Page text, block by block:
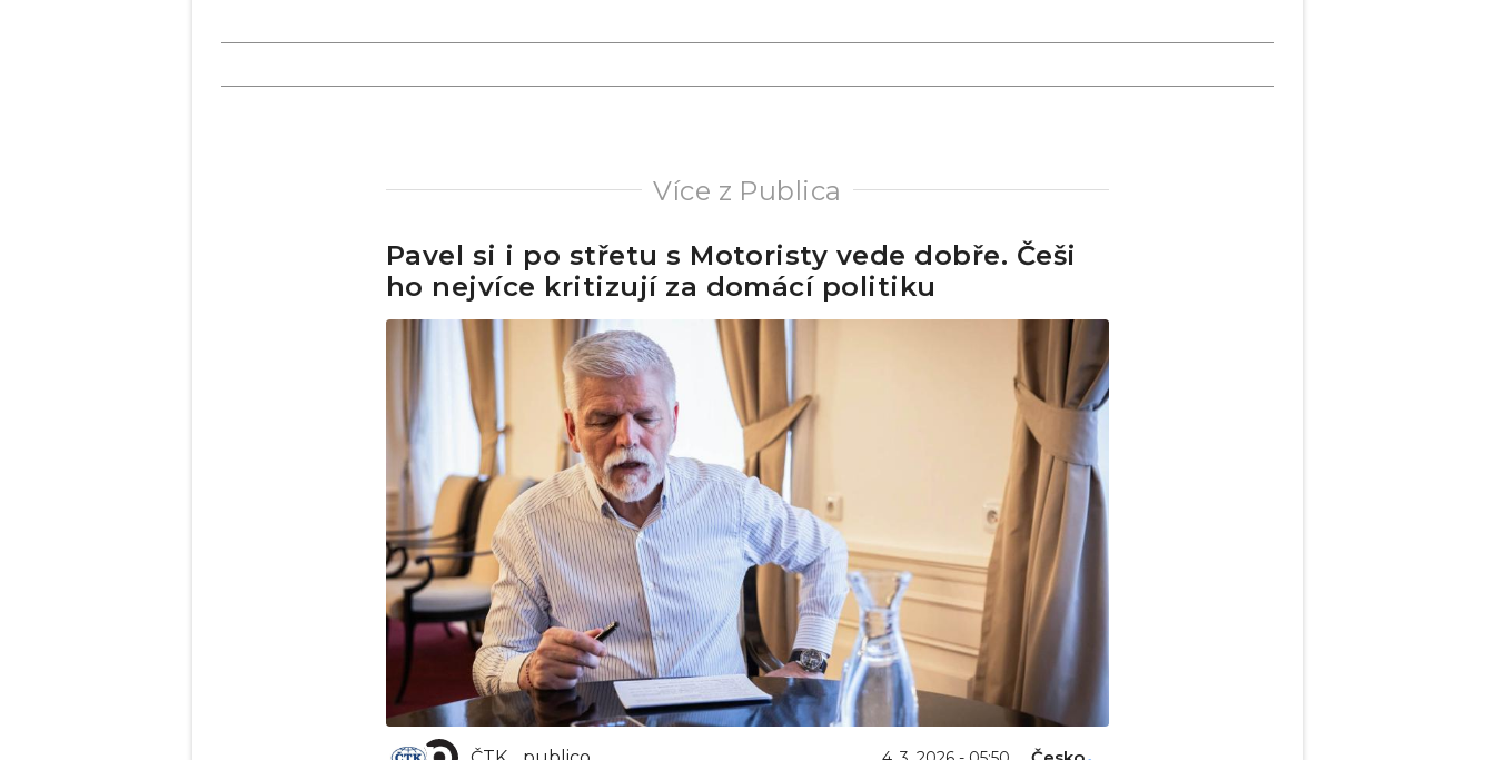
Více z Publica
Pavel si i po střetu s Motoristy vede dobře. Češi
ho nejvíce kritizují za domácí politiku